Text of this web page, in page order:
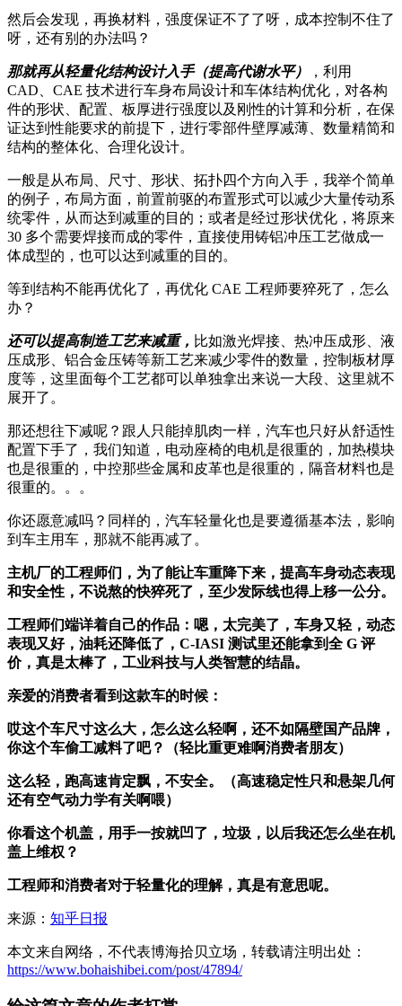
然后会发现，再换材料，强度保证不了了呀，成本控制不住了
呀，还有别的办法吗？
那就再从轻量化结构设计入手（提高代谢水平）
，利用
CAD、CAE 技术进行车身布局设计和车体结构优化，对各构
件的形状、配置、板厚进行强度以及刚性的计算和分析，在保
证达到性能要求的前提下，进行零部件壁厚减薄、数量精简和
结构的整体化、合理化设计。
一般是从布局、尺寸、形状、拓扑四个方向入手，我举个简单
的例子，布局方面，前置前驱的布置形式可以减少大量传动系
统零件，从而达到减重的目的；或者是经过形状优化，将原来
30 多个需要焊接而成的零件，直接使用铸铝冲压工艺做成一
体成型的，也可以达到减重的目的。
等到结构不能再优化了，再优化 CAE 工程师要猝死了，怎么
办？
还可以提高制造工艺来减重， 比如激光焊接、热冲压成形、液
压成形、铝合金压铸等新工艺来减少零件的数量，控制板材厚
度等，这里面每个工艺都可以单独拿出来说一大段、这里就不
展开了。
那还想往下减呢？跟人只能掉肌肉一样，汽车也只好从舒适性
配置下手了，我们知道，电动座椅的电机是很重的，加热模块
也是很重的，中控那些金属和皮革也是很重的，隔音材料也是
很重的。。。
你还愿意减吗？同样的，汽车轻量化也是要遵循基本法，影响
到车主用车，那就不能再减了。
主机厂的工程师们，为了能让车重降下来，提高车身动态表现
和安全性，不说熬的快猝死了，至少发际线也得上移一公分。
工程师们端详着自己的作品：嗯，太完美了，车身又轻，动态
表现又好，油耗还降低了，C-IASI 测试里还能拿到全 G 评
价，真是太棒了，工业科技与人类智慧的结晶。
亲爱的消费者看到这款车的时候：
哎这个车尺寸这么大，怎么这么轻啊，还不如隔壁国产品牌，
你这个车偷工减料了吧？（轻比重更难啊消费者朋友）
这么轻，跑高速肯定飘，不安全。（高速稳定性只和悬架几何
还有空气动力学有关啊喂）
你看这个机盖，用手一按就凹了，垃圾，以后我还怎么坐在机
盖上维权？
工程师和消费者对于轻量化的理解，真是有意思呢。
来源： 知乎日报
本文来自网络，不代表博海拾贝立场，转载请注明出处：
https://www.bohaishibei.com/post/47894/